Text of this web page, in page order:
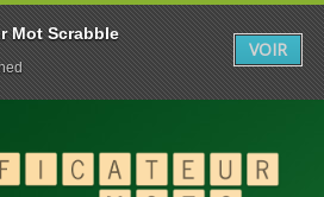
Mot Scrabble
VOIR